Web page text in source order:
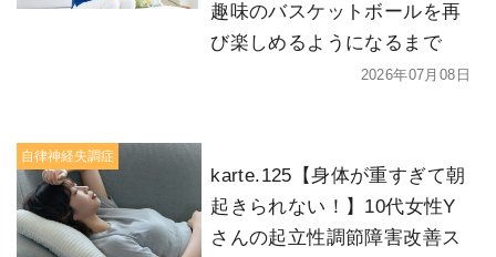
趣味のバスケットボールを再
び楽しめるようになるまで
2026年07月08日
自律神経失調症
karte.125【身体が重すぎて朝
起きられない！】10代女性Y
さんの起立性調節障害改善ス